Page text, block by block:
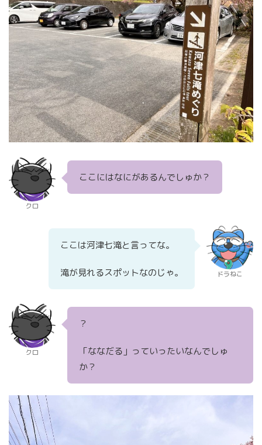
クロ
ここにはなにがあるんでしゅか？
ここは河津七滝と言ってな。
滝が見れるスポットなのじゃ。 ドラねこ
クロ
？
「ななだる」っていったいなんでしゅ
か？